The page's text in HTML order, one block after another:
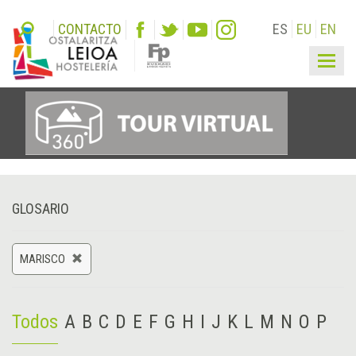
CONTACTO ES EU EN
GLOSARIO
MARISCO
Todos A B C D E F G H I J K L M N O P